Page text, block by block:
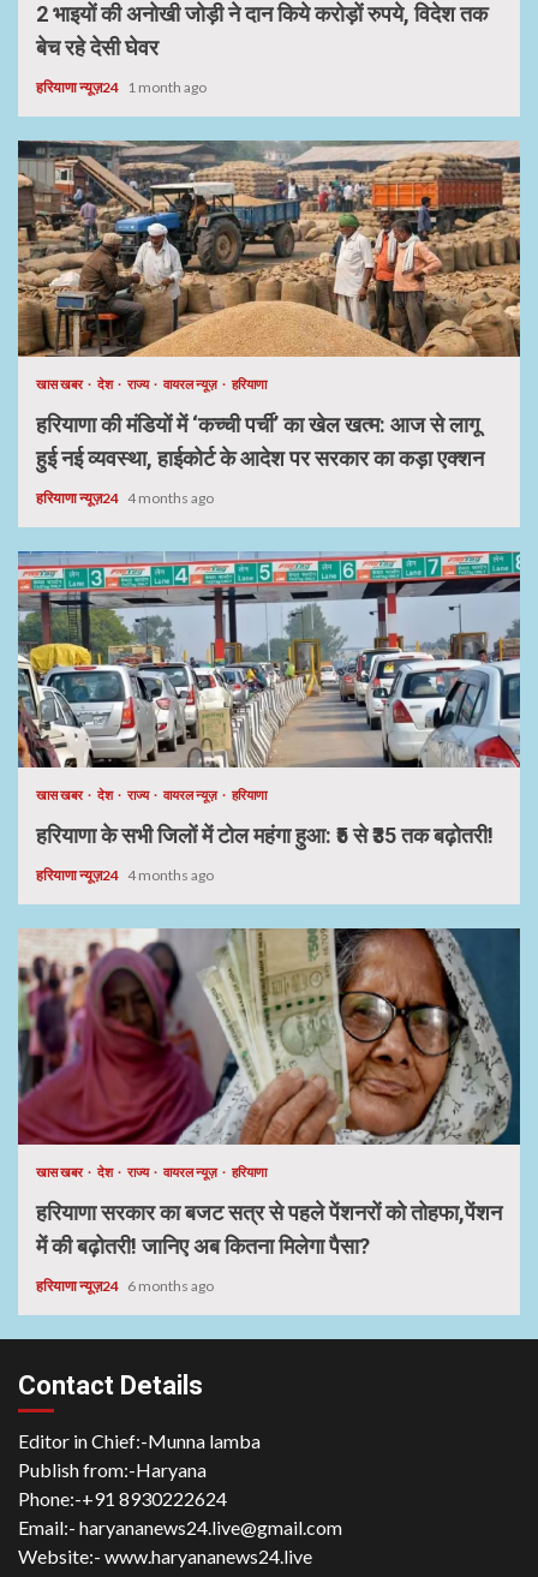
2 भाइयों की अनोखी जोड़ी ने दान किये करोड़ों रुपये, विदेश तक
बेच रहे देसी घेवर
हरियाणा न्यूज़24 1 month ago
खास खबर देश राज्य वायरल न्यूज़ हरियाणा
हरियाणा की मंडियों में ‘कच्ची पर्ची’ का खेल खत्म: आज से लागू
हुई नई व्यवस्था, हाईकोर्ट के आदेश पर सरकार का कड़ा एक्शन
हरियाणा न्यूज़24 4 months ago
खास खबर देश राज्य वायरल न्यूज़ हरियाणा
हरियाणा के सभी जिलों में टोल महंगा हुआ: ₹5 से ₹35 तक बढ़ोतरी!
हरियाणा न्यूज़24 4 months ago
खास खबर देश राज्य वायरल न्यूज़ हरियाणा
हरियाणा सरकार का बजट सत्र से पहले पेंशनरों को तोहफा,पेंशन
में की बढ़ोतरी! जानिए अब कितना मिलेगा पैसा?
हरियाणा न्यूज़24 6 months ago
Contact Details
Editor in Chief:-Munna lamba
Publish from:-Haryana
Phone:-+91 8930222624
Email:- haryananews24.live@gmail.com
Website:- www.haryananews24.live